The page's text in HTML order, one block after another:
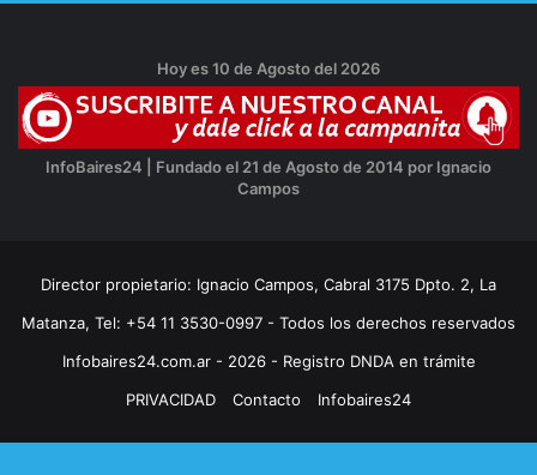
Hoy es 10 de Agosto del 2026
InfoBaires24 | Fundado el 21 de Agosto de 2014 por Ignacio
Campos
Director propietario: Ignacio Campos, Cabral 3175 Dpto. 2, La
Matanza, Tel: +54 11 3530-0997 - Todos los derechos reservados
Infobaires24.com.ar - 2026 - Registro DNDA en trámite
PRIVACIDAD
Contacto Infobaires24